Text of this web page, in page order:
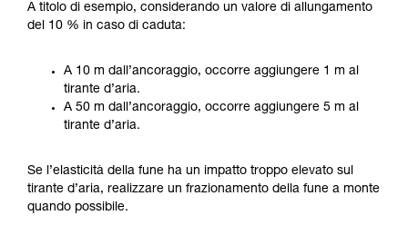
A titolo di esempio, considerando un valore di allungamento
del 10 % in caso di caduta:
A 10 m dall’ancoraggio, occorre aggiungere 1 m al
tirante d’aria.
A 50 m dall’ancoraggio, occorre aggiungere 5 m al
tirante d’aria.
Se l’elasticità della fune ha un impatto troppo elevato sul
tirante d’aria, realizzare un frazionamento della fune a monte
quando possibile.